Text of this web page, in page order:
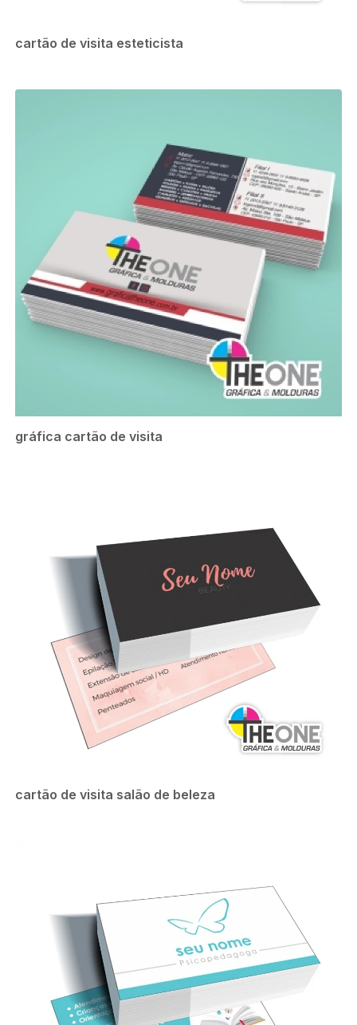
cartão de visita esteticista
gráfica cartão de visita
cartão de visita salão de beleza